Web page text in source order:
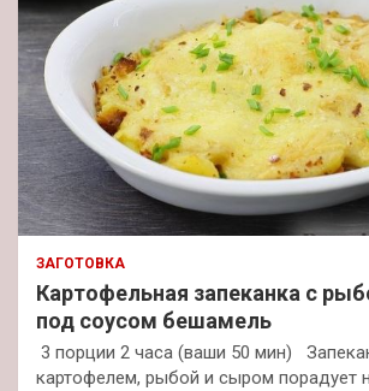
ЗАГОТОВКА
Картофельная запеканка с
под соусом бешамель
3 порции 2 часа (ваши 50 мин)
картофелем, рыбой и сыром порадует